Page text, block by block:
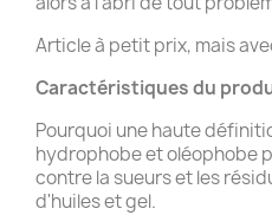
Article à petit prix, mais
Caractéristiques du
Pourquoi une haute
hydrophobe et oléophobe
contre la sueurs et les
d'huiles et gel.